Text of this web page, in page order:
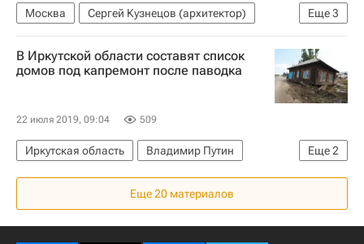
Еще3
Москва
Сергей Кузнецов (архитектор)
Строительство
Строительство метро в Москве
Метро
В Иркутской области составят список
домов под капремонт после паводка
22 июля 2019, 09:04 509
Еще2
Иркутская область
Владимир Путин
Министерство строительства и жилищно-коммунального хозяйства РФ (Минстрой России)
Еще 20 материалов